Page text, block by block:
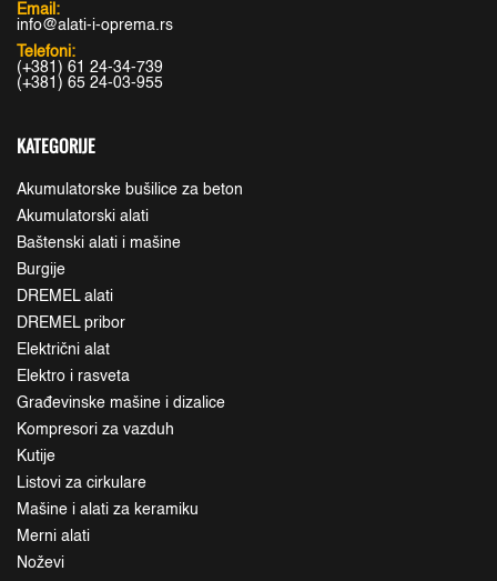
Email:
info@alati-i-oprema.rs
Telefoni:
(+381) 61 24-34-739
(+381) 65 24-03-955
KATEGORIJE
Akumulatorske bušilice za beton
Akumulatorski alati
Baštenski alati i mašine
Burgije
DREMEL alati
DREMEL pribor
Električni alat
Elektro i rasveta
Građevinske mašine i dizalice
Kompresori za vazduh
Kutije
Listovi za cirkulare
Mašine i alati za keramiku
Merni alati
Noževi